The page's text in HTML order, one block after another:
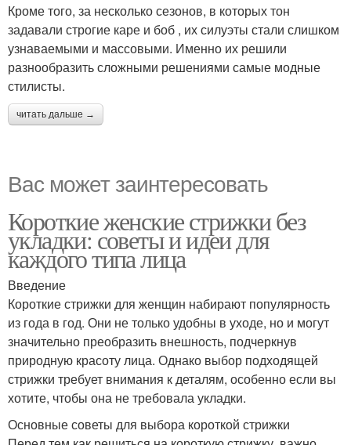
Кроме того, за несколько сезонов, в которых тон
задавали строгие каре и боб , их силуэты стали слишком
узнаваемыми и массовыми. Именно их решили
разнообразить сложными решениями самые модные
стилисты.
читать дальше →
Вас может заинтересовать
Короткие женские стрижки без
укладки: советы и идеи для
каждого типа лица
Введение
Короткие стрижки для женщин набирают популярность
из года в год. Они не только удобны в уходе, но и могут
значительно преобразить внешность, подчеркнув
природную красоту лица. Однако выбор подходящей
стрижки требует внимания к деталям, особенно если вы
хотите, чтобы она не требовала укладки.
Основные советы для выбора короткой стрижки